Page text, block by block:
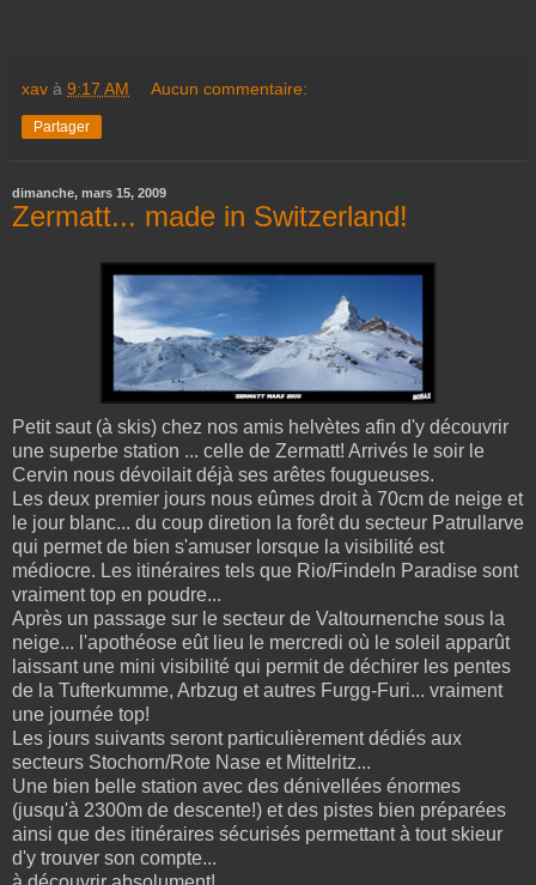
xav à 9:17 AM Aucun commentaire:
Partager
dimanche, mars 15, 2009
Zermatt... made in Switzerland!
Petit saut (à skis) chez nos amis helvètes afin d'y découvrir
une superbe station ... celle de Zermatt! Arrivés le soir le
Cervin nous dévoilait déjà ses arêtes fougueuses.
Les deux premier jours nous eûmes droit à 70cm de neige et
le jour blanc... du coup diretion la forêt du secteur Patrullarve
qui permet de bien s'amuser lorsque la visibilité est
médiocre. Les itinéraires tels que Rio/Findeln Paradise sont
vraiment top en poudre...
Après un passage sur le secteur de Valtournenche sous la
neige... l'apothéose eût lieu le mercredi où le soleil apparût
laissant une mini visibilité qui permit de déchirer les pentes
de la Tufterkumme, Arbzug et autres Furgg-Furi... vraiment
une journée top!
Les jours suivants seront particulièrement dédiés aux
secteurs Stochorn/Rote Nase et Mittelritz...
Une bien belle station avec des dénivellées énormes
(jusqu'à 2300m de descente!) et des pistes bien préparées
ainsi que des itinéraires sécurisés permettant à tout skieur
d'y trouver son compte...